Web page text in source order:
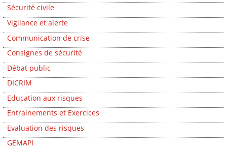
Sécurité civile
Vigilance et alerte
Communication de crise
Consignes de sécurité
Débat public
DICRIM
Education aux risques
Entrainements et Exercices
Evaluation des risques
GEMAPI